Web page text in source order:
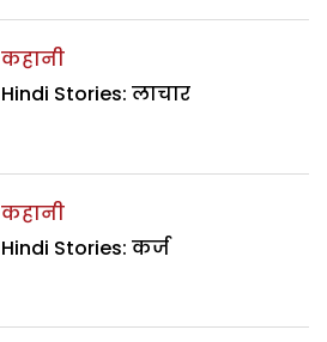
कहानी
Hindi Stories: लाचार
कहानी
Hindi Stories: कर्ज